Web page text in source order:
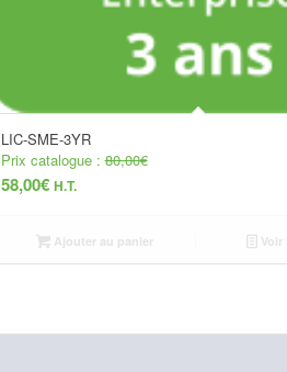
LIC-SME-3YR
Prix catalogue :80,00€
58,00€ H.T.
Ajouter au panier Voir